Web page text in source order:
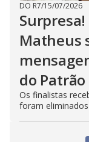
DO R7/15/07/2026
Matheus
do Patrão
Os finalistas
foram